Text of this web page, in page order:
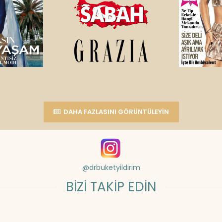
DAHA FAZLASINI GÖRÜNTÜLEYIN
@drbuketyildirim
BİZİ TAKİP EDİN